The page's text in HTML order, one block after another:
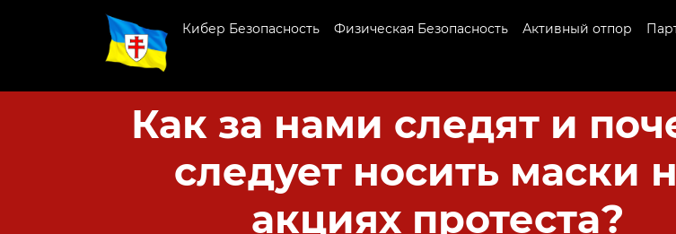
Кибер Безопасность Физическая Безопасность Активный отпор
Как за нами следят и
следует носить маски
акциях протеста?